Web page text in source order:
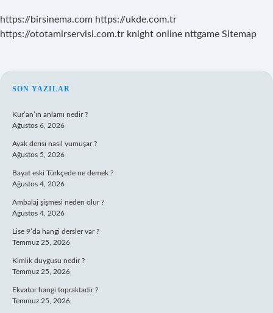
https://birsinema.com https://ukde.com.tr
https://ototamirservisi.com.tr knight online nttgame Sitemap
SIDEBAR
SON YAZILAR
Kur’an’ın anlamı nedir ?
Ağustos 6, 2026
Ayak derisi nasıl yumuşar ?
Ağustos 5, 2026
Bayat eski Türkçede ne demek ?
Ağustos 4, 2026
Ambalaj şişmesi neden olur ?
Ağustos 4, 2026
Lise 9’da hangi dersler var ?
Temmuz 25, 2026
Kimlik duygusu nedir ?
Temmuz 25, 2026
Ekvator hangi topraktadir ?
Temmuz 25, 2026